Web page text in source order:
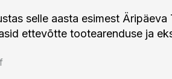
selle aasta esimest
ettevõtte tootearenduse ja